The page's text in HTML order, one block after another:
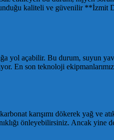
kaliteli ve güvenilir **İzmit
yol açabilir. Bu durum, suyun
son teknoloji
karışımı dökerek yağ ve
önleyebilirsiniz. Ancak yine